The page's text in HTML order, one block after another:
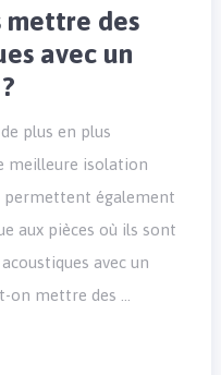
mettre des
avec un
plus en plus
meilleure isolation
permettent également
aux pièces où ils sont
avec un
on mettre des …